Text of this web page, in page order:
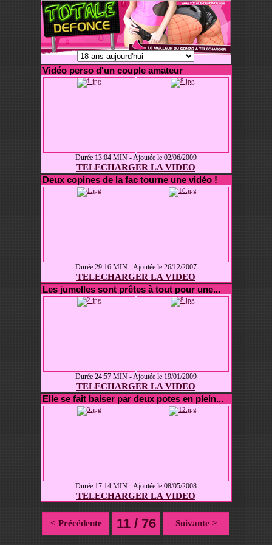
Vidéo perso d'un couple amateur
Durée 13:04 MIN - Ajoutée le 02/06/2009
TELECHARGER LA VIDEO
Deux copines de la fac tourne une vidéo !
Durée 29:16 MIN - Ajoutée le 26/12/2007
TELECHARGER LA VIDEO
Les jumelles sont prêtes à tout pour une...
Durée 24:57 MIN - Ajoutée le 19/01/2009
TELECHARGER LA VIDEO
Elle se fait baiser par deux potes en plein...
Durée 17:14 MIN - Ajoutée le 08/05/2008
TELECHARGER LA VIDEO
< Précédente 11 / 76 Suivante >